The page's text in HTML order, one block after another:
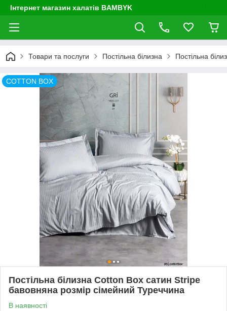
Інтернет магазин халатів BAMBYK
Товари та послуги Постільна білизна Постільна
COTTON BOX
Постільна білизна Cotton Box сатин Stripe
бавовняна розмір сiмейний Туреччина
В наявності